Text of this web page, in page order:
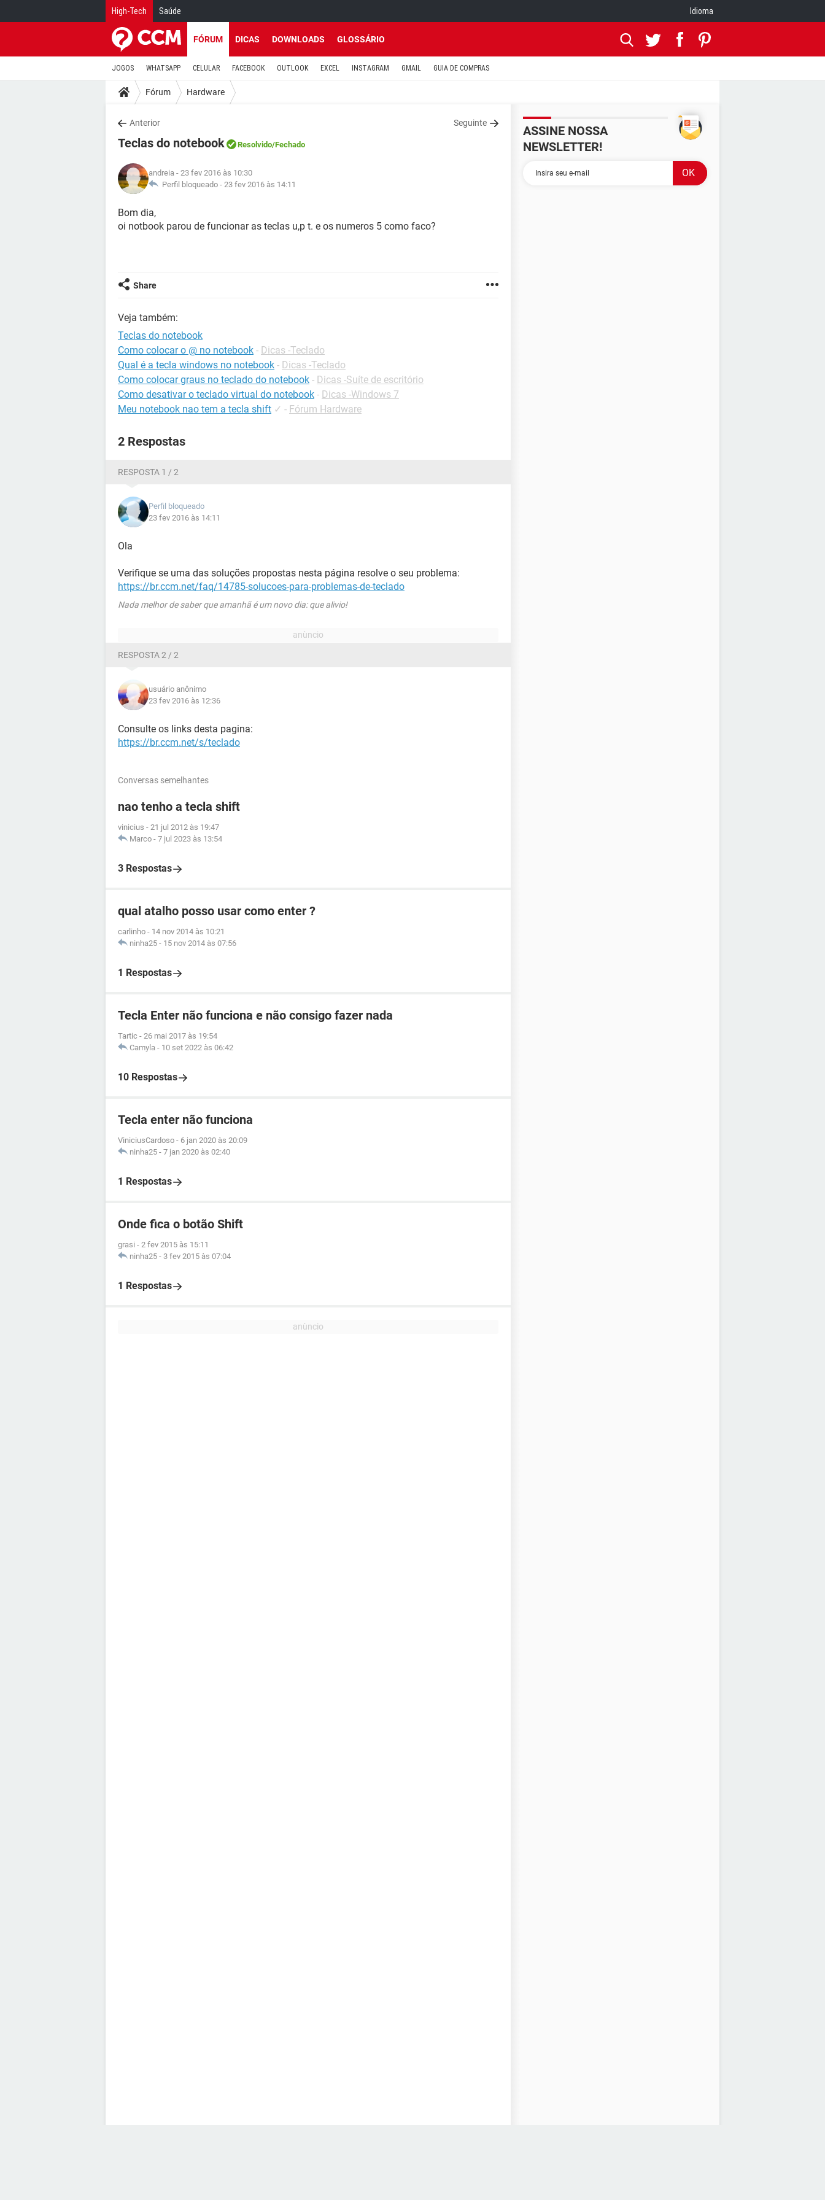
High-Tech Saúde Idioma
FÓRUM DICAS DOWNLOADS GLOSSÁRIO
JOGOS WHATSAPP CELULAR FACEBOOK OUTLOOK EXCEL INSTAGRAM GMAIL GUIA DE COMPRAS
Fórum Hardware
Anterior Seguinte
Teclas do notebook Resolvido/Fechado
andreia - 23 fev 2016 às 10:30
Perfil bloqueado - 23 fev 2016 às 14:11
Bom dia,
oi notbook parou de funcionar as teclas u,p t. e os numeros 5 como faco?
Share
Veja também:
Teclas do notebook
Como colocar o @ no notebook - Dicas -Teclado
Qual é a tecla windows no notebook - Dicas -Teclado
Como colocar graus no teclado do notebook - Dicas -Suíte de escritório
Como desativar o teclado virtual do notebook - Dicas -Windows 7
Meu notebook nao tem a tecla shift ✓ - Fórum Hardware
2 Respostas
RESPOSTA 1 / 2
Perfil bloqueado
23 fev 2016 às 14:11
Ola
Verifique se uma das soluções propostas nesta página resolve o seu problema:
https://br.ccm.net/faq/14785-solucoes-para-problemas-de-teclado
Nada melhor de saber que amanhã é um novo dia: que alivio!
RESPOSTA 2 / 2
usuário anônimo
23 fev 2016 às 12:36
Consulte os links desta pagina:
https://br.ccm.net/s/teclado
Conversas semelhantes
nao tenho a tecla shift
vinicius - 21 jul 2012 às 19:47
Marco - 7 jul 2023 às 13:54
3 Respostas
qual atalho posso usar como enter ?
carlinho - 14 nov 2014 às 10:21
ninha25 - 15 nov 2014 às 07:56
1 Respostas
Tecla Enter não funciona e não consigo fazer nada
Tartic - 26 mai 2017 às 19:54
Camyla - 10 set 2022 às 06:42
10 Respostas
Tecla enter não funciona
ViniciusCardoso - 6 jan 2020 às 20:09
ninha25 - 7 jan 2020 às 02:40
1 Respostas
Onde fica o botão Shift
grasi - 2 fev 2015 às 15:11
ninha25 - 3 fev 2015 às 07:04
1 Respostas
ASSINE NOSSA
NEWSLETTER!